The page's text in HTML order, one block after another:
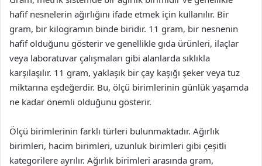
hafif nesnelerin ağırlığını ifade etmek için kullanılır. Bir
gram, bir kilogramın binde biridir. 11 gram, bir nesnenin
hafif olduğunu gösterir ve genellikle gıda ürünleri, ilaçlar
veya laboratuvar çalışmaları gibi alanlarda sıklıkla
karşılaşılır. 11 gram, yaklaşık bir çay kaşığı şeker veya tuz
miktarına eşdeğerdir. Bu, ölçü birimlerinin günlük yaşamda
ne kadar önemli olduğunu gösterir.
Ölçü birimlerinin farklı türleri bulunmaktadır. Ağırlık
birimleri, hacim birimleri, uzunluk birimleri gibi çeşitli
kategorilere ayrılır. Ağırlık birimleri arasında gram,